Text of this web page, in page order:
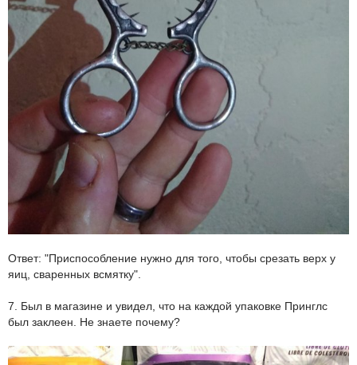
Ответ: "Приспособление нужно для того, чтобы срезать верх у
яиц, сваренных всмятку".
7. Был в магазине и увидел, что на каждой упаковке Принглс
был заклеен. Не знаете почему?